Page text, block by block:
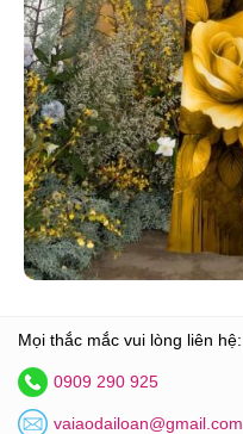
Mọi thắc mắc vui lòng liên hệ:
0909 290 925
vaiaodailoan@gmail.com